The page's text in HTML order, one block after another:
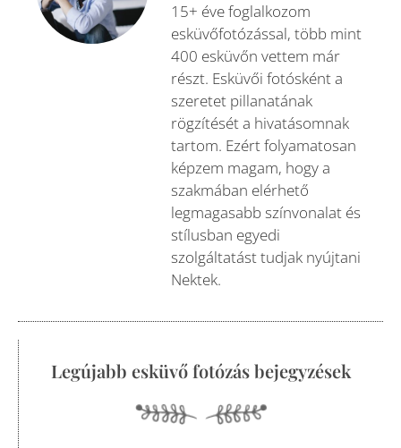
15+ éve foglalkozom
esküvőfotózással, több mint
400 esküvőn vettem már
részt. Esküvői fotósként a
szeretet pillanatának
rögzítését a hivatásomnak
tartom. Ezért folyamatosan
képzem magam, hogy a
szakmában elérhető
legmagasabb színvonalat és
stílusban egyedi
szolgáltatást tudjak nyújtani
Nektek.
Legújabb esküvő fotózás bejegyzések